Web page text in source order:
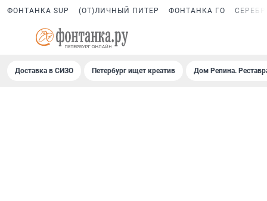
ФОНТАНКА SUP (ОТ)ЛИЧНЫЙ ПИТЕР ФОНТАНКА ГО
Доставка в СИЗО Петербург ищет креатив Дом Репина.